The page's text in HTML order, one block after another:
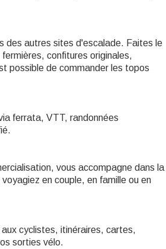
des autres sites d'escalade. Faites le
confitures originales,
possible de commander les topos
ferrata, VTT, randonnées
vous accompagne dans la
en couple, en famille ou en
aux cyclistes, itinéraires, cartes,
sorties vélo.